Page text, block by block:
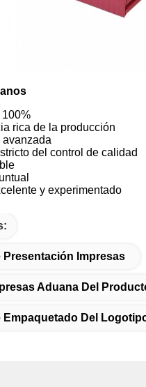
100%
rica de la producción
avanzada
del control de calidad
y experimentado
Presentación Impresas
Aduana Del
Empaquetado Del